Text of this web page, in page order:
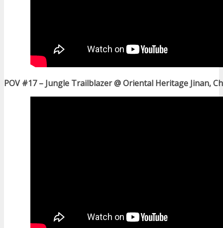
POV #17 – Jungle Trailblazer @ Oriental Heritage Jinan,